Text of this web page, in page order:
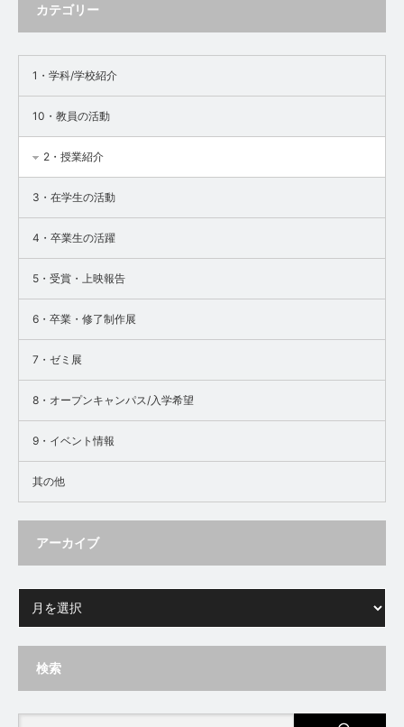
カテゴリー
1・学科/学校紹介
10・教員の活動
2・授業紹介
3・在学生の活動
4・卒業生の活躍
5・受賞・上映報告
6・卒業・修了制作展
7・ゼミ展
8・オープンキャンパス/入学希望
9・イベント情報
其の他
アーカイブ
検索